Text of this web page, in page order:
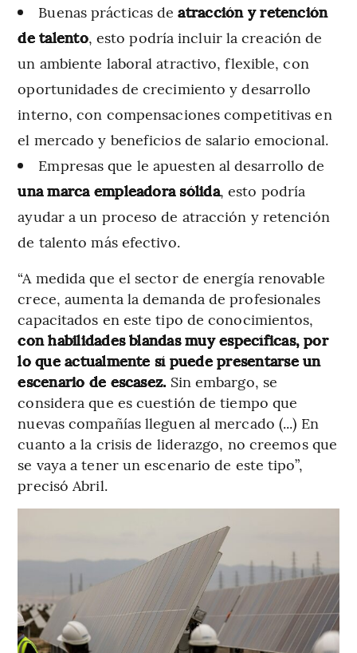
Buenas prácticas deatracción y retención
de talento, esto podría incluir la creación de
un ambiente laboral atractivo, flexible, con
oportunidades de crecimiento y desarrollo
interno, con compensaciones competitivas en
el mercado y beneficios de salario emocional.
Empresas que le apuesten al desarrollo de
una marca empleadora sólida, esto podría
ayudar a un proceso de atracción y retención
de talento más efectivo.
“A medida que el sector de energía renovable
crece, aumenta la demanda de profesionales
capacitados en este tipo de conocimientos,
con habilidades blandas muy específicas, por
lo que actualmente sí puede presentarse un
escenario de escasez. Sin embargo, se
considera que es cuestión de tiempo que
nuevas compañías lleguen al mercado (...) En
cuanto a la crisis de liderazgo, no creemos que
se vaya a tener un escenario de este tipo”,
precisó Abril.